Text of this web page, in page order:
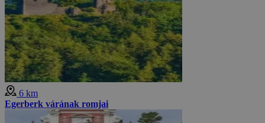
6 km
Egerberk várának romjai